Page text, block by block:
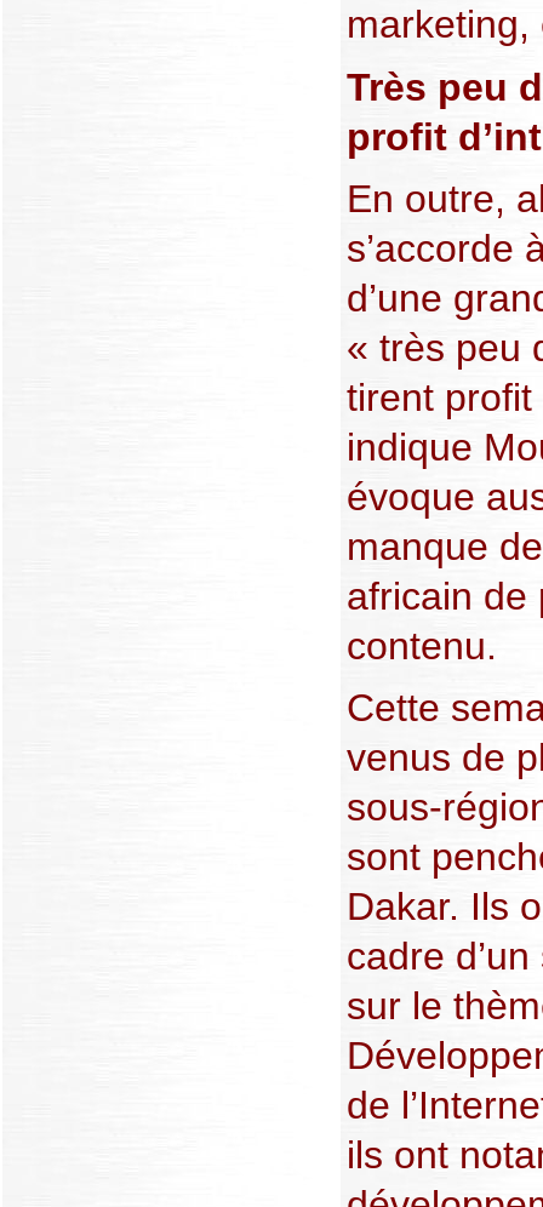
marketing,
Très peu
profit
En outre,
s’accorde
d’une
« très peu
tirent
indique
évoque
manque
africain de
contenu.
Cette
venus de
sous-
sont
Dakar. Ils
cadre
sur le
de
ils ont